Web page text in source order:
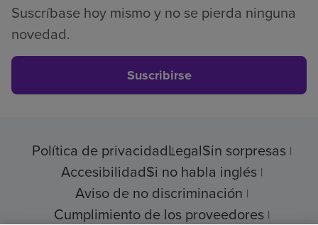
Suscríbase hoy mismo y no se pierda ninguna
novedad.
Suscribirse
Política de privacidadLegalSin sorpresas
AccesibilidadSi no habla inglés
Aviso de no discriminación
Cumplimiento de los proveedores